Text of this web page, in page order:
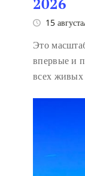
15
Это
впервые и
всех живых